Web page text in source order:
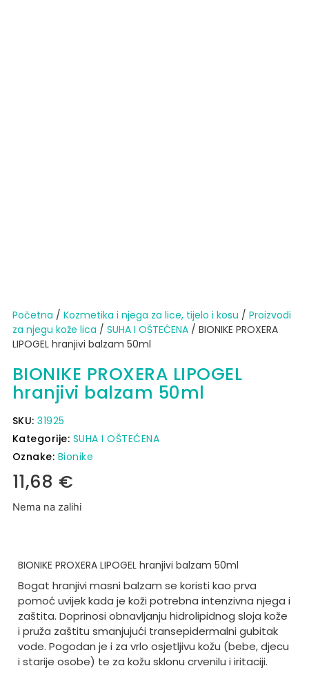
Početna / Kozmetika i njega za lice, tijelo i kosu / Proizvodi
za njegu kože lica / SUHA I OŠTEĆENA/ BIONIKE PROXERA
LIPOGEL hranjivi balzam 50ml
BIONIKE PROXERA LIPOGEL
hranjivi balzam 50ml
SKU:31925
Kategorije: SUHA I OŠTEĆENA
Oznake: Bionike
11,68 €
Nema na zalihi
BIONIKE PROXERA LIPOGEL hranjivi balzam 50ml
Bogat hranjivi masni balzam se koristi kao prva
pomoć uvijek kada je koži potrebna intenzivna njega i
zaštita. Doprinosi obnavljanju hidrolipidnog sloja kože
i pruža zaštitu smanjujući transepidermalni gubitak
vode. Pogodan je i za vrlo osjetljivu kožu (bebe, djecu
i starije osobe) te za kožu sklonu crvenilu i iritaciji.